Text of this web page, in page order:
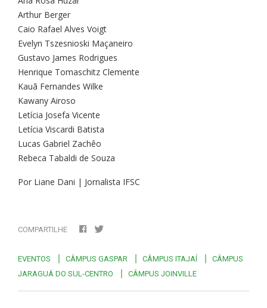
Arthur Berger
Caio Rafael Alves Voigt
Evelyn Tszesnioski Maçaneiro
Gustavo James Rodrigues
Henrique Tomaschitz Clemente
Kauã Fernandes Wilke
Kawany Airoso
Letícia Josefa Vicente
Letícia Viscardi Batista
Lucas Gabriel Zachêo
Rebeca Tabaldi de Souza
Por Liane Dani | Jornalista IFSC
COMPARTILHE
EVENTOS CÂMPUS GASPAR CÂMPUS ITAJAÍ
CÂMPUS
JARAGUÁ DO SUL-CENTRO
CÂMPUS JOINVILLE